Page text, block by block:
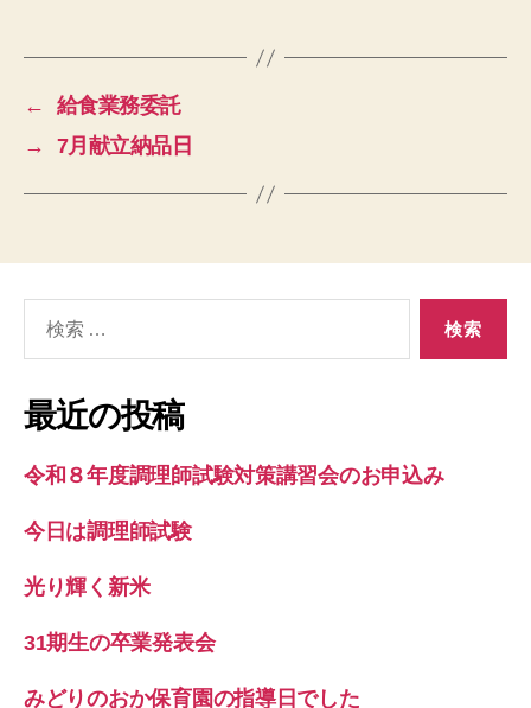
←
給食業務委託
→
7月献立納品日
象:
最近の投稿
令和８年度調理師試験対策講習会のお申込み
今日は調理師試験
光り輝く新米
31期生の卒業発表会
みどりのおか保育園の指導日でした